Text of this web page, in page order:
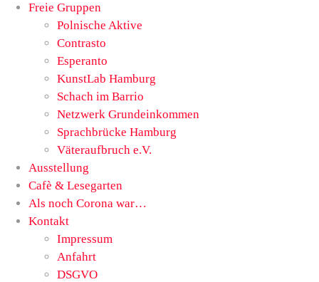
Freie Gruppen
Polnische Aktive
Contrasto
Esperanto
KunstLab Hamburg
Schach im Barrio
Netzwerk Grundeinkommen
Sprachbrücke Hamburg
Väteraufbruch e.V.
Ausstellung
Cafè & Lesegarten
Als noch Corona war…
Kontakt
Impressum
Anfahrt
DSGVO